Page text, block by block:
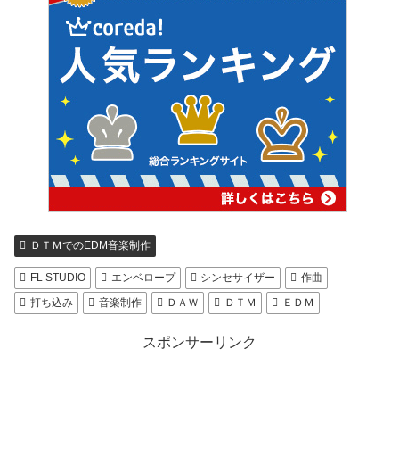
ＤＴＭでのEDM音楽制作
FL STUDIO エンベロープ シンセサイザー
作曲
打ち込み
音楽制作 ＤＡＷ ＤＴＭ ＥＤＭ
スポンサーリンク